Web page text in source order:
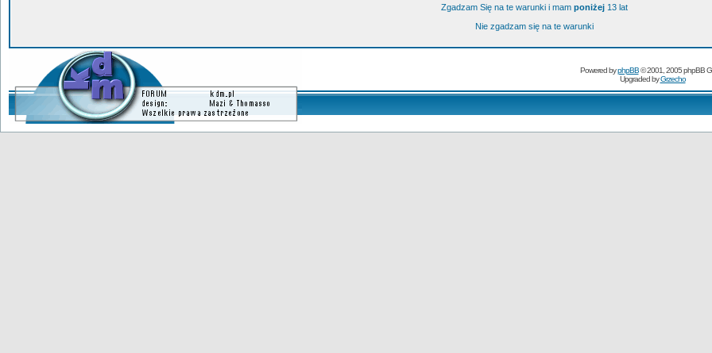
Zgadzam Się na te warunki i mam poniżej13 lat
Nie zgadzam się na te warunki
Powered byphpBB© 2001, 2005 phpBB
Upgraded byGrzecho